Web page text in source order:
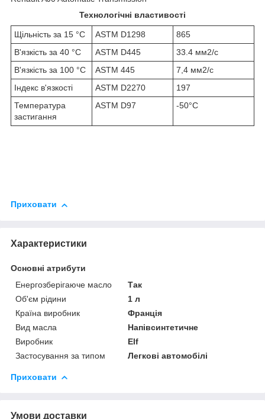
Технологічні властивості
Щільність за 15 °C ASTM D1298
865
В'язкість за 40 °C
ASTM D445
33.4 мм2/с
В'язкість за 100 °C
ASTM 445
7,4 мм2/с
Індекс в'язкості
ASTM D2270
197
Температура
застигання
ASTM D97 -50°C
Приховати
Характеристики
Основні атрибути
Енергозберігаюче масло
Так
Об'єм рідини
1 л
Країна виробник
Франція
Вид масла
Напівсинтетичне
Виробник
Elf
Застосування за типом
Легкові автомобілі
Приховати
Умови доставки